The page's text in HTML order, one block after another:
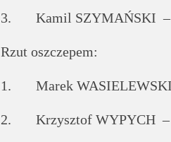
3. Kamil
Rzut oszczepem:
1. Marek
2. Krzysztof